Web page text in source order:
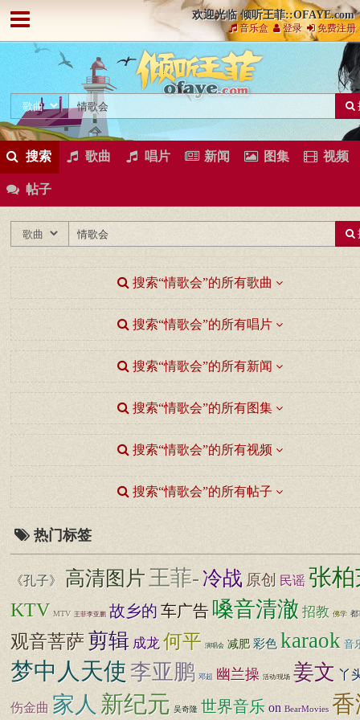
欢迎光临 倾听王菲::OFAYE.com
音乐盒 登录 免费注册
搜索 歌曲 唱片 新闻 图集 视频
帖子
搜索“情歌会”的所有歌曲
搜索“情歌会”的所有唱片
搜索“情歌会”的所有新闻
搜索“情歌会”的所有图集
搜索“情歌会”的所有视频
搜索“情歌会”的所有帖子
热门标签
《孔子》 高清图片王菲-冷战 原创 民谣 张
KTV MTV 王菲李亚鹏 故乡的 车广告 嗓音清澈 招教 佛学 都
观音菩萨 剪辑 成龙 何平 演唱会 减肥 彩色 karaok 音
梦中人天使 李亚鹏 邓超 幽兰操 活动/现场 姜文 丫
伤金曲 家人 新纪元 吴奇隆 世界音乐 on BearMovies